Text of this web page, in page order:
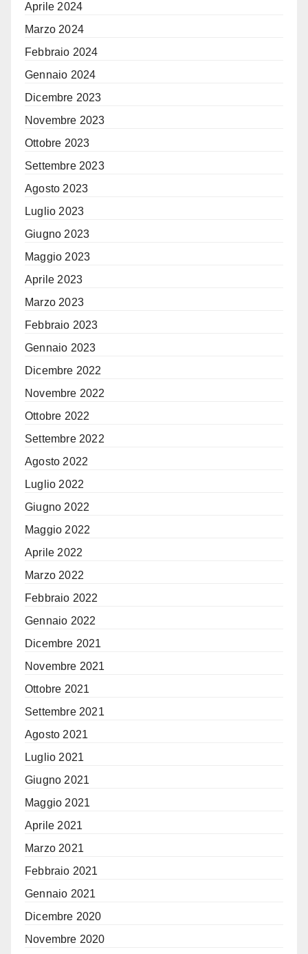
Aprile 2024
Marzo 2024
Febbraio 2024
Gennaio 2024
Dicembre 2023
Novembre 2023
Ottobre 2023
Settembre 2023
Agosto 2023
Luglio 2023
Giugno 2023
Maggio 2023
Aprile 2023
Marzo 2023
Febbraio 2023
Gennaio 2023
Dicembre 2022
Novembre 2022
Ottobre 2022
Settembre 2022
Agosto 2022
Luglio 2022
Giugno 2022
Maggio 2022
Aprile 2022
Marzo 2022
Febbraio 2022
Gennaio 2022
Dicembre 2021
Novembre 2021
Ottobre 2021
Settembre 2021
Agosto 2021
Luglio 2021
Giugno 2021
Maggio 2021
Aprile 2021
Marzo 2021
Febbraio 2021
Gennaio 2021
Dicembre 2020
Novembre 2020